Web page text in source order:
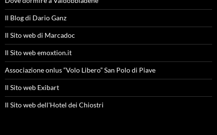
Il Blog di Dario Ganz
Il Sito web di Marcadoc
Il Sito web emoxtion.it
Associazione onlus “Volo Libero” San Polo di Piave
Il Sito web Exibart
Il Sito web dell'Hotel dei Chiostri